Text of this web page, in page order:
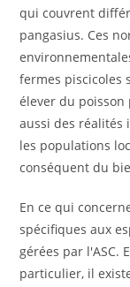
qui couvrent
pangasius. Ces
fermes piscicoles
élever du poisson
aussi des réalités
les populations
conséquent du
En ce qui
spécifiques aux
gérées par l'ASC.
particulier, il